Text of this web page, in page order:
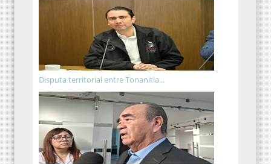
Disputa territorial entre Tonanitla...